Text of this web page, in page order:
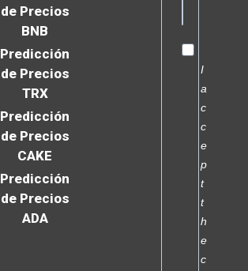
de Precios
BNB
Predicción
de Precios
TRX
Predicción
de Precios
CAKE
Predicción
de Precios
ADA
I
a
c
c
e
p
t
t
h
e
c